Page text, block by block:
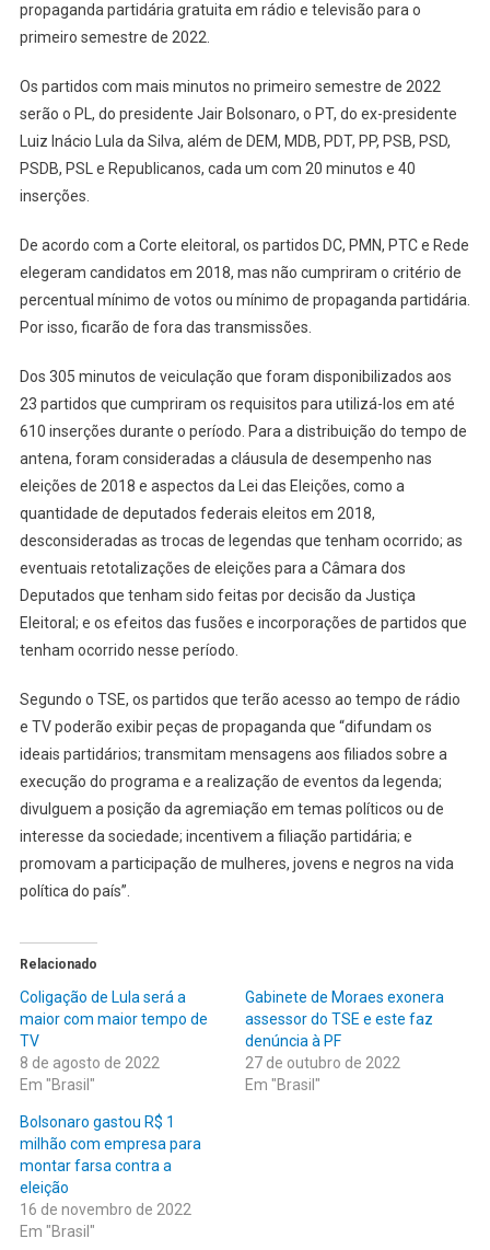
propaganda partidária gratuita em rádio e televisão para o
primeiro semestre de 2022.
Os partidos com mais minutos no primeiro semestre de 2022
serão o PL, do presidente Jair Bolsonaro, o PT, do ex-presidente
Luiz Inácio Lula da Silva, além de DEM, MDB, PDT, PP, PSB, PSD,
PSDB, PSL e Republicanos, cada um com 20 minutos e 40
inserções.
De acordo com a Corte eleitoral, os partidos DC, PMN, PTC e Rede
elegeram candidatos em 2018, mas não cumpriram o critério de
percentual mínimo de votos ou mínimo de propaganda partidária.
Por isso, ficarão de fora das transmissões.
Dos 305 minutos de veiculação que foram disponibilizados aos
23 partidos que cumpriram os requisitos para utilizá-los em até
610 inserções durante o período. Para a distribuição do tempo de
antena, foram consideradas a cláusula de desempenho nas
eleições de 2018 e aspectos da Lei das Eleições, como a
quantidade de deputados federais eleitos em 2018,
desconsideradas as trocas de legendas que tenham ocorrido; as
eventuais retotalizações de eleições para a Câmara dos
Deputados que tenham sido feitas por decisão da Justiça
Eleitoral; e os efeitos das fusões e incorporações de partidos que
tenham ocorrido nesse período.
Segundo o TSE, os partidos que terão acesso ao tempo de rádio
e TV poderão exibir peças de propaganda que “difundam os
ideais partidários; transmitam mensagens aos filiados sobre a
execução do programa e a realização de eventos da legenda;
divulguem a posição da agremiação em temas políticos ou de
interesse da sociedade; incentivem a filiação partidária; e
promovam a participação de mulheres, jovens e negros na vida
política do país”.
Relacionado
Coligação de Lula será a
maior com maior tempo de
TV
8 de agosto de 2022
Em "Brasil"
Gabinete de Moraes exonera
assessor do TSE e este faz
denúncia à PF
27 de outubro de 2022
Em "Brasil"
Bolsonaro gastou R$ 1
milhão com empresa para
montar farsa contra a
eleição
16 de novembro de 2022
Em "Brasil"